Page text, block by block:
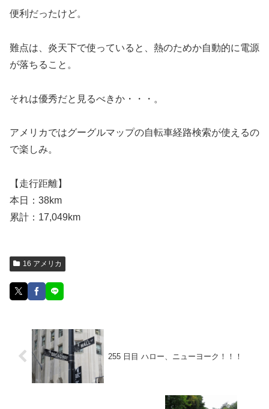
便利だったけど。
難点は、炎天下で使っていると、熱のためか自動的に電源
が落ちること。
それは優秀だと見るべきか・・・。
アメリカではグーグルマップの自転車経路検索が使えるの
で楽しみ。
【走行距離】
本日：38km
累計：17,049km
16 アメリカ
255 日目 ハロー、ニューヨーク！！！